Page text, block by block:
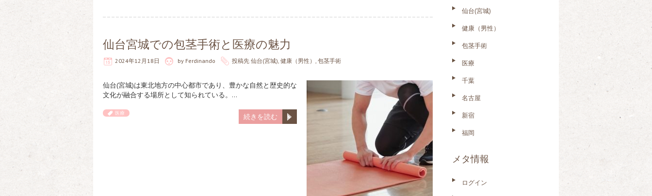
仙台宮城での包茎手術と医療の魅力
2024年12月18日 by Ferdinando 投稿先 仙台(宮城) 健康（男性） 包茎手術
仙台(宮城)は東北地方の中心都市であり、豊かな自然と歴史的な
文化が融合する場所として知られている。…
続きを読む
医療
仙台(宮城)
健康（男性）
包茎手術
医療
千葉
名古屋
新宿
福岡
メタ情報
ログイン